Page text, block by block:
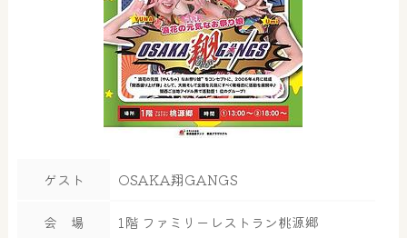
ゲスト OSAKA翔GANGS
会 場 1階 ファミリーレストラン桃源郷